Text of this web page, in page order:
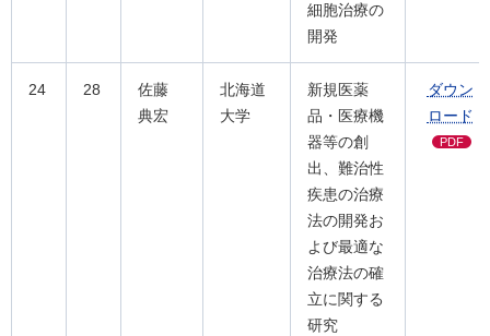
細胞治療の
開発
24 28
佐藤
典宏
北海道
大学
新規医薬
品・医療機
器等の創
出、難治性
疾患の治療
法の開発お
よび最適な
治療法の確
立に関する
研究
ダウン
ロード
PDF